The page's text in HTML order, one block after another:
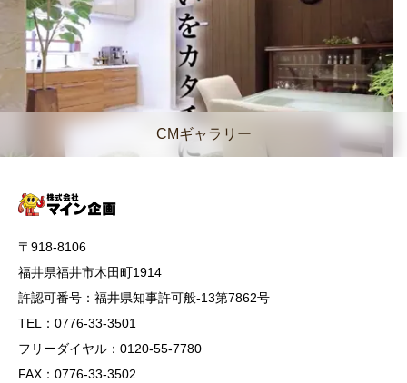
CMギャラリー
〒918-8106
福井県福井市木田町1914
許認可番号：福井県知事許可般-13第7862号
TEL：0776-33-3501
フリーダイヤル：0120-55-7780
FAX：0776-33-3502